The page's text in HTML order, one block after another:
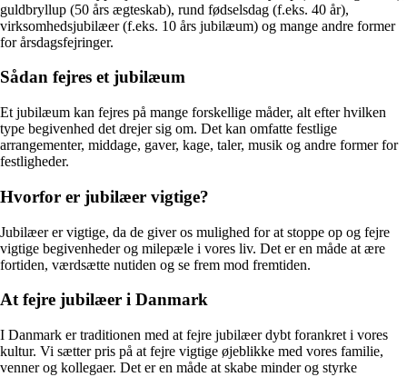
guldbryllup (50 års ægteskab), rund fødselsdag (f.eks. 40 år),
virksomhedsjubilæer (f.eks. 10 års jubilæum) og mange andre former
for årsdagsfejringer.
Sådan fejres et jubilæum
Et jubilæum kan fejres på mange forskellige måder, alt efter hvilken
type begivenhed det drejer sig om. Det kan omfatte festlige
arrangementer, middage, gaver, kage, taler, musik og andre former for
festligheder.
Hvorfor er jubilæer vigtige?
Jubilæer er vigtige, da de giver os mulighed for at stoppe op og fejre
vigtige begivenheder og milepæle i vores liv. Det er en måde at ære
fortiden, værdsætte nutiden og se frem mod fremtiden.
At fejre jubilæer i Danmark
I Danmark er traditionen med at fejre jubilæer dybt forankret i vores
kultur. Vi sætter pris på at fejre vigtige øjeblikke med vores familie,
venner og kollegaer. Det er en måde at skabe minder og styrke